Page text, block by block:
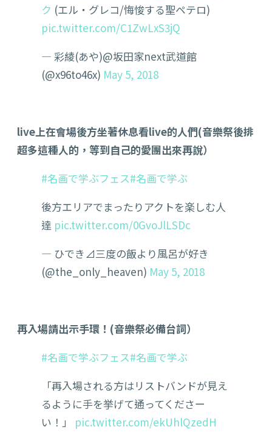
ク (エル・グレコ/悔悛する聖ペテロ)
pic.twitter.com/C1ZwLxS3jQ
— 彩綾(あや)@坂田家next武道館
(@x96to46x) May 5, 2018
live上在會場後方坐著休息看live的人們(音樂祭後排
超多這種人的，等到自己的愛團出來再說）
#名画で学ぶフェス#名画で学ぶ
後方エリアでまったりアクトを楽しむ人
達 pic.twitter.com/0GvoJlLSDc
— ひでき⊿三度の飯より風呂が好き
(@the_only_heaven) May 5, 2018
再入場請出示手環！(音樂祭必備台詞）
#名画で学ぶフェス#名画で学ぶ
「再入場される方はリストバンドが見え
るように手を挙げて通ってくださー
い！」 pic.twitter.com/ekUhlQzedH